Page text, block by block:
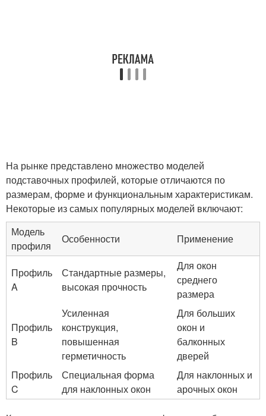
На рынке представлено множество моделей
подставочных профилей, которые отличаются по
размерам, форме и функциональным характеристикам.
Некоторые из самых популярных моделей включают:
Модель
профиля
Особенности Применение
Профиль
A
Стандартные размеры,
высокая прочность
Для окон
среднего
размера
Профиль
B
Усиленная
конструкция,
повышенная
герметичность
Для больших
окон и
балконных
дверей
Профиль
C
Специальная форма
для наклонных окон
Для наклонных и
арочных окон